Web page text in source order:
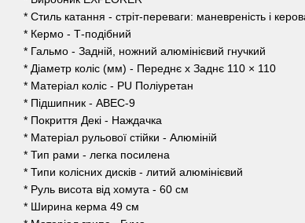
* Стиль катання - стріт-переваги: ​​маневреність і
* Кермо - Т-подібний
* Гальмо - Задній, ножний алюмінієвий гнучкий
* Діаметр коліс (мм) - Переднє х Заднє 110 × 110
* Матеріал коліс - PU Поліуретан
* Підшипник - ABEC-9
* Покриття Декі - Наждачка
* Матеріал рульової стійки - Алюміній
* Тип рами - легка посилена
* Типи колісних дисків - литий алюмінієвий
* Руль висота від хомута - 60 см
* Ширина керма 49 см